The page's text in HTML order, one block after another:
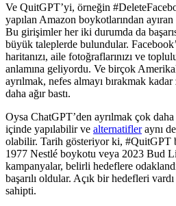
Ve QuitGPT’yi, örneğin
yapılan Amazon boykotlarından
Bu girişimler her iki durumda da
büyük taleplerde bulundular.
haritanızı, aile fotoğraflarınızı ve
anlamına geliyordu. Ve birçok
ayrılmak, nefes almayı bırakmak
daha ağır bastı.
Oysa ChatGPT’den ayrılmak çok
içinde yapılabilir ve alternatifleraynı
olabilir. Tarih gösteriyor ki, #QuitGPT
1977 Nestlé boykotu veya 2023 Bud
kampanyalar, belirli hedeflere
başarılı oldular. Açık bir hedefleri
sahipti.